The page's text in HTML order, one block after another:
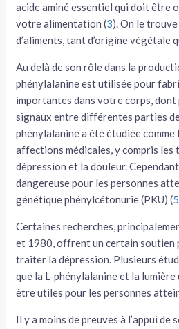
acide aminé essentiel qui doit être
votre alimentation (3). On le
d’aliments, tant d’origine végétale
Au delà de son rôle dans la
phénylalanine est utilisée pour
importantes dans votre corps,
signaux entre différentes parties
phénylalanine a été étudiée
affections médicales, y compris les
dépression et la douleur.
dangereuse pour les personnes
génétique phénylcétonurie (PKU) (5
Certaines recherches,
et 1980, offrent un certain soutien
traiter la dépression. Plusieurs
que la L-phénylalanine et la
être utiles pour les personnes
Il y a moins de preuves à l’appui